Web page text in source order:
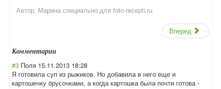
Автор: Марина специально для foto-recepti.ru
Вперед
Комментарии
#3 Поля 15.11.2013 18:28
Я готовила суп из рыжиков. Но добавила в него еще и
картошечку брусочками, а когда картошка была почти готова -